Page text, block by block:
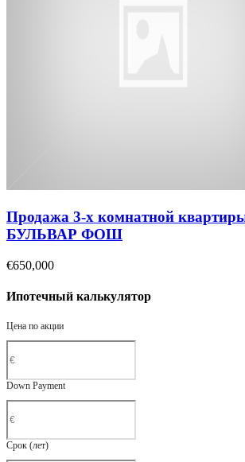
Продажа 3-х комнатной
БУЛЬВАР ФОШ
€650,000
Ипотечный калькулятор
Цена по акции
Down Payment
Срок (лет)